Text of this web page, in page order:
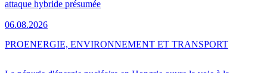
attaque hybride présumée
06.08.2026
PROENERGIE, ENVIRONNEMENT ET TRANSPORT